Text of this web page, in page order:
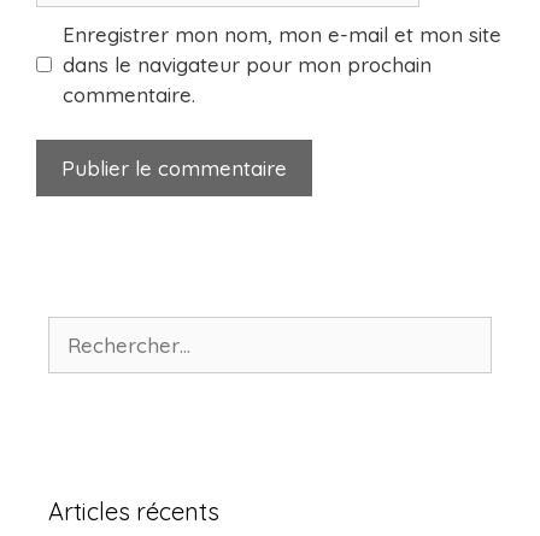
Enregistrer mon nom, mon e-mail et mon site
dans le navigateur pour mon prochain
commentaire.
Rechercher :
Articles récents